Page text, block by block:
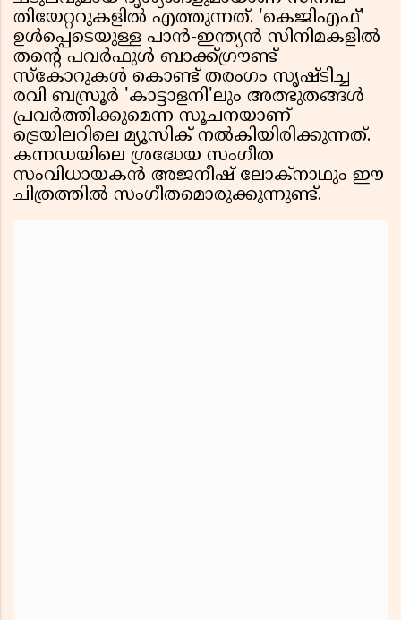
തിയേറ്ററുകളിൽ എത്തുന്നത്. 'കെജിഎഫ്'
ഉൾപ്പെടെയുള്ള പാൻ-ഇന്ത്യൻ സിനിമകളിൽ
തൻ്റെ പവർഫുൾ ബാക്ക്ഗ്രൗണ്ട്
സ്കോറുകൾ കൊണ്ട് തരംഗം സൃഷ്ടിച്ച
രവി ബസ്രൂർ 'കാട്ടാളനി'ലും അത്ഭുതങ്ങൾ
പ്രവർത്തിക്കുമെന്ന സൂചനയാണ്
ട്രെയിലറിലെ മ്യൂസിക് നൽകിയിരിക്കുന്നത്.
കന്നഡയിലെ ശ്രദ്ധേയ സംഗീത
സംവിധായകൻ അജനീഷ് ലോക്നാഥും ഈ
ചിത്രത്തിൽ സംഗീതമൊരുക്കുന്നുണ്ട്.